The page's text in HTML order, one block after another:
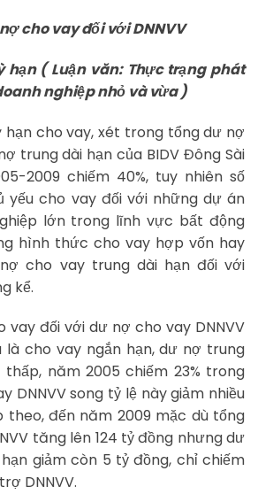
cho vay đối với DNNVV
hạn( Luận văn: Thực trạng phát
nghiệp nhỏ và vừa )
hạn cho vay, xét trong tổng dư nợ
trung dài hạn của BIDV Đông Sài
2009 chiếm 40%, tuy nhiên số
yếu cho vay đối với những dự án
lớn trong lĩnh vực bất động
hình thức cho vay hợp vốn hay
cho vay trung dài hạn đối với
kể.
vay đối với dư nợ cho vay DNNVV
là cho vay ngắn hạn, dư nợ trung
năm 2005 chiếm 23% trong
DNNVV song tỷ lệ này giảm nhiều
đến năm 2009 mặc dù tổng
tăng lên 124 tỷ đồng nhưng dư
giảm còn 5 tỷ đồng, chỉ chiếm
DNNVV.